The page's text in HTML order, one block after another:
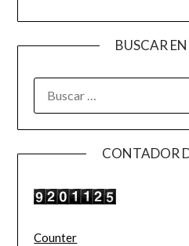
BUSCAR
CONTADOR
Counter